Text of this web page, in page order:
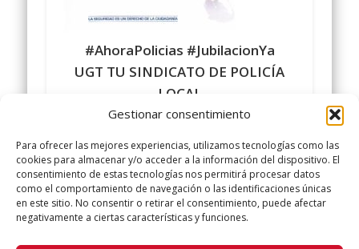
Gestionar consentimiento
Para ofrecer las mejores experiencias, utilizamos tecnologías como las
cookies para almacenar y/o acceder a la información del dispositivo. El
consentimiento de estas tecnologías nos permitirá procesar datos
como el comportamiento de navegación o las identificaciones únicas
en este sitio. No consentir o retirar el consentimiento, puede afectar
negativamente a ciertas características y funciones.
#AhoraPolicias #JubilacionYa
UGT TU SINDICATO DE POLICÍA
LOCAL
Comparte y siguenos en
https://www.facebook.com/policialocalugt/
#sindicatopolicialocalugt#UGT
+Sindicato Policía Local UGT UGT
twitter.com/UGTPoliciaLocal
http://www.policialocalugt.e